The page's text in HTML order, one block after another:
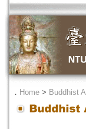
． Home > Buddhist